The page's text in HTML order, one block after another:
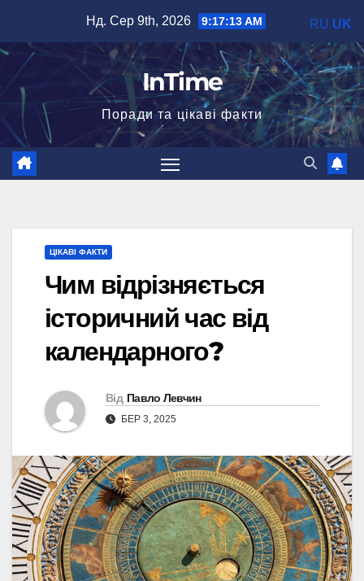
вмісту
Нд. Сер 9th, 2026 9:17:14 AM
InTime
Поради та цікаві факти
ЦІКАВІ ФАКТИ
Чим відрізняється
історичний час від
календарного?
Від Павло Левчин
БЕР 3, 2025
RU UK